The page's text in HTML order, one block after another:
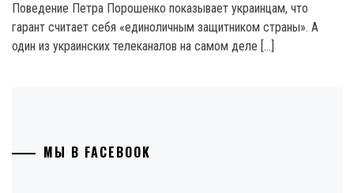
Поведение Петра Порошенко показывает украинцам, что
гарант считает себя «единоличным защитником страны». А
один из украинских телеканалов на самом деле […]
МЫ В FACEBOOK